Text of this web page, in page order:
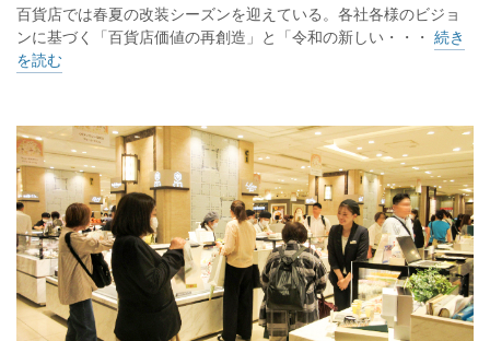
百貨店では春夏の改装シーズンを迎えている。各社各様のビジョ
ンに基づく「百貨店価値の再創造」と「令和の新しい・・・ 続き
を読む